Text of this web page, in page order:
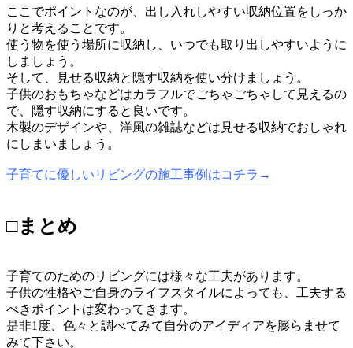
ここでポイントなのが、出し入れしやすい収納位置をしっか
りと考えることです。
使う物を使う場所に収納し、いつでも取り出しやすいように
しましょう。
そして、見せる収納と隠す収納を使い分けましょう。
子供のおもちゃなどはカラフルでごちゃごちゃして見えるの
で、隠す収納にすると良いです。
木製のデザインや、洋風の雑誌などは見せる収納でおしゃれ
にしまいましょう。
子育てに優しいリビングの施工事例はコチラ→
□まとめ
子育てのためのリビングには様々な工夫があります。
子供の性格やご自身のライフスタイルによっても、工夫する
べきポイントは変わってきます。
是非1度、色々と調べてみて自分のアイディアを膨らませて
みて下さい。